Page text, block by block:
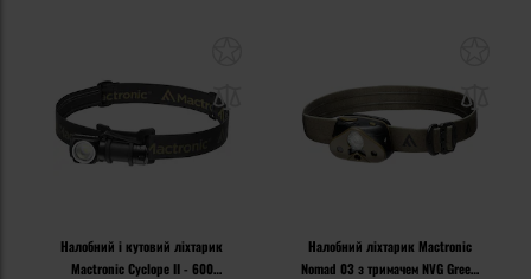
Налобний і кутовий ліхтарик
Mactronic Cyclope II - 600
Налобний ліхтарик Mactronic
Nomad 03 з тримачем NVG Green